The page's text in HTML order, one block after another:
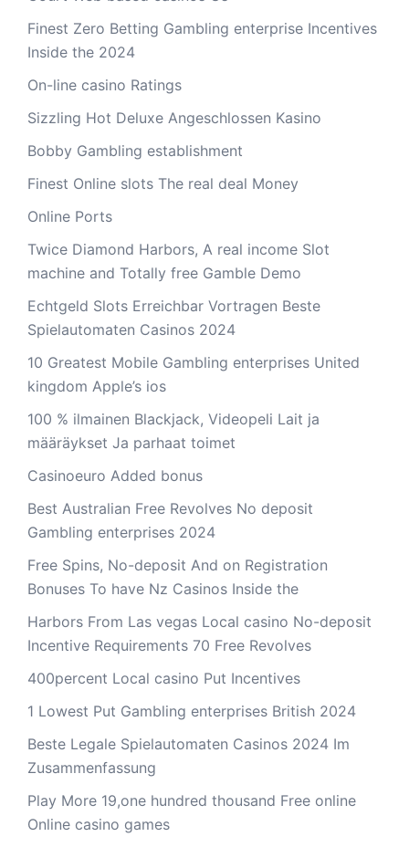
Finest Zero Betting Gambling enterprise Incentives
Inside the 2024
On-line casino Ratings
Sizzling Hot Deluxe Angeschlossen Kasino
Bobby Gambling establishment
Finest Online slots The real deal Money
Online Ports
Twice Diamond Harbors, A real income Slot
machine and Totally free Gamble Demo
Echtgeld Slots Erreichbar Vortragen Beste
Spielautomaten Casinos 2024
10 Greatest Mobile Gambling enterprises United
kingdom Apple’s ios
100 % ilmainen Blackjack, Videopeli Lait ja
määräykset Ja parhaat toimet
Casinoeuro Added bonus
Best Australian Free Revolves No deposit
Gambling enterprises 2024
Free Spins, No-deposit And on Registration
Bonuses To have Nz Casinos Inside the
Harbors From Las vegas Local casino No-deposit
Incentive Requirements 70 Free Revolves
400percent Local casino Put Incentives
1 Lowest Put Gambling enterprises British 2024
Beste Legale Spielautomaten Casinos 2024 Im
Zusammenfassung
Play More 19,one hundred thousand Free online
Online casino games